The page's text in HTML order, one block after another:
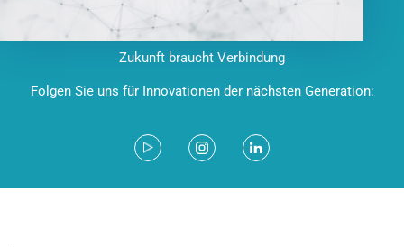
Zukunft braucht Verbindung
Folgen Sie uns für Innovationen der nächsten Generation: